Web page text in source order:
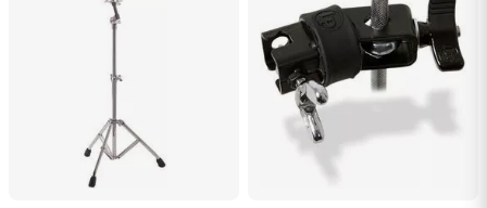
Sehen Sie sich unsere Marken an